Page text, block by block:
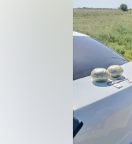
было контрабандой
По данному факту